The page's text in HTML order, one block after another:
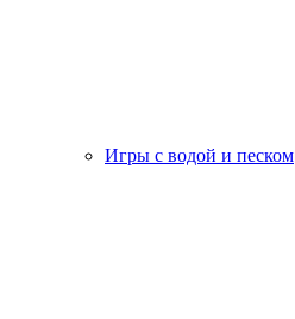
Игры с водой и песком